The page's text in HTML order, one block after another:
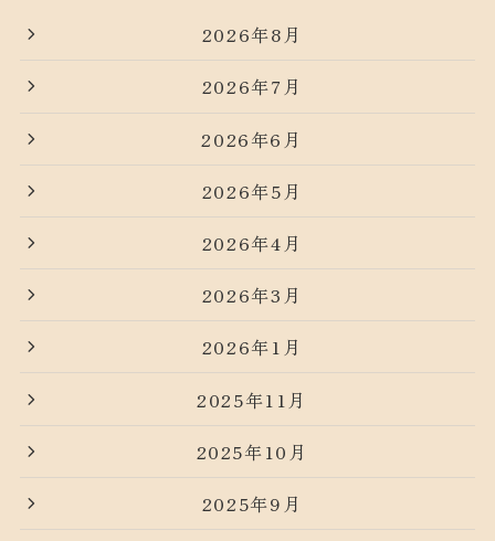
2026年8月
2026年7月
2026年6月
2026年5月
2026年4月
2026年3月
2026年1月
2025年11月
2025年10月
2025年9月